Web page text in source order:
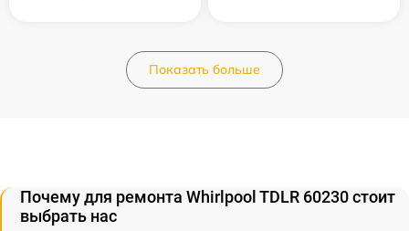
Показать больше
Почему для ремонта Whirlpool TDLR 60230 стоит
выбрать нас